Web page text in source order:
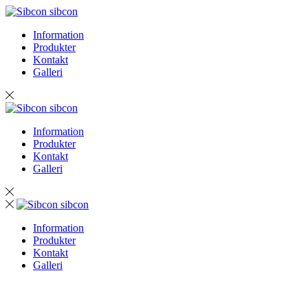
sibcon
Information
Produkter
Kontakt
Galleri
sibcon
Information
Produkter
Kontakt
Galleri
sibcon
Information
Produkter
Kontakt
Galleri